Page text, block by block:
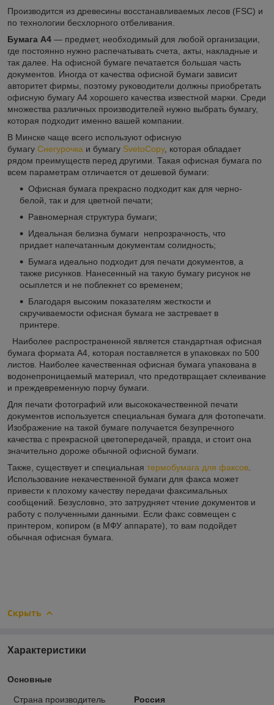
Производится из древесины восстанавливаемых лесов (FSC) и
по технологии бесхлорного отбеливания.
Бумага А4 ― предмет, необходимый для любой организации,
где постоянно нужно распечатывать счета, акты, накладные и
так далее. На офисной бумаге печатается большая часть
документов. Иногда от качества офисной бумаги зависит
авторитет фирмы, поэтому руководители должны приобретать
офисную бумагу А4 хорошего качества известной марки. Среди
множества различных производителей нужно выбрать бумагу,
которая подходит именно вашей компании.
В Минске чаще всего используют офисную
бумагу Снегурочка и бумагу SvetoCopy, которая обладает
рядом преимуществ перед другими. Такая офисная бумага по
всем параметрам отличается от дешевой бумаги:
Офисная бумага прекрасно подходит как для черно-
белой, так и для цветной печати;
Равномерная структура бумаги;
Идеальная белизна бумаги непрозрачность, что
придает напечатанным документам солидность;
Бумага идеально подходит для печати документов, а
также рисунков. Нанесенный на такую бумагу рисунок не
осыплется и не поблекнет со временем;
Благодаря высоким показателям жесткости и
скручиваемости офисная бумага не застревает в
принтере.
Наиболее распространенной является стандартная офисная
бумага формата А4, которая поставляется в упаковках по 500
листов. Наиболее качественная офисная бумага упакована в
водонепроницаемый материал, что предотвращает склеивание
и преждевременную порчу бумаги.
Для печати фотографий или высококачественной печати
документов используется специальная бумага для фотопечати.
Изображение на такой бумаге получается безупречного
качества с прекрасной цветопередачей, правда, и стоит она
значительно дороже обычной офисной бумаги.
Также, существует и специальная термобумага для факсов
Использование некачественной бумаги для факса может
привести к плохому качеству передачи факсимальных
сообщений. Безусловно, это затрудняет чтение документов и
работу с полученными данными. Если факс совмещен с
принтером, копиром (в МФУ аппарате), то вам подойдет
обычная офисная бумага.
Скрыть
Характеристики
Основные
Страна производитель Россия